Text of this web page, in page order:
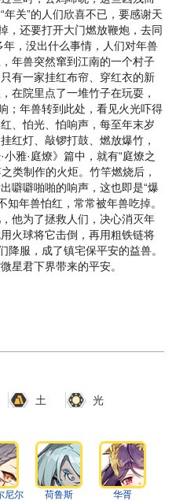
关”的人们欣喜不已，要感谢天
，还要打开大门燃放鞭炮，去同
，没出什么事情，人们对年兽
年兽突然窜到江南的一个村子
有一家挂红布帘、穿红衣的新
在院里点了一堆竹子在玩耍，
；年兽转到此处，看见火光吓得
、怕光、怕响声，每至年末岁
红灯、敲锣打鼓、燃放爆竹，
雅·庭燎》篇中，就有“庭燎之
类制作的火炬。竹竿燃烧后，
噼噼啪啪的响声，这也即是“爆
知年兽怕红，常常被年兽吃掉。
他为了拯救人们，决心消灭年
火球将它击倒，再用粗铁链将
降服，成了镇宅保平安的益兽。
星君下界带来的平安。
土
光
尼尔 荷鲁斯 华胥